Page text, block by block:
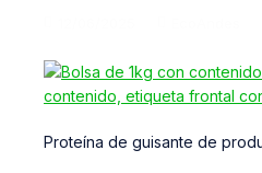
Proteína de guisante de